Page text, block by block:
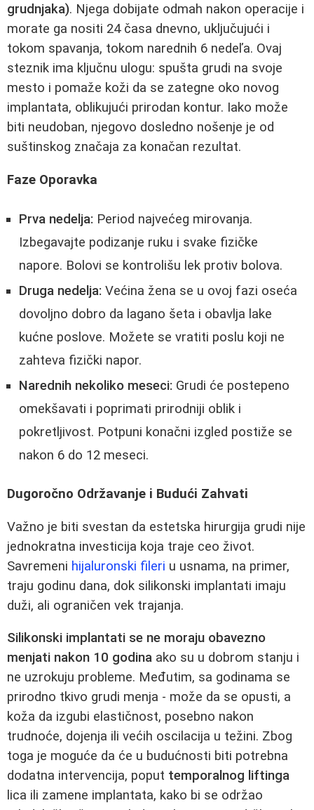
grudnjaka). Njega dobijate odmah nakon operacije i
morate ga nositi 24 časa dnevno, uključujući i
tokom spavanja, tokom narednih 6 nedeľa. Ovaj
steznik ima ključnu ulogu: spušta grudi na svoje
mesto i pomaže koži da se zategne oko novog
implantata, oblikujući prirodan kontur. Iako može
biti neudoban, njegovo dosledno nošenje je od
suštinskog značaja za konačan rezultat.
Faze Oporavka
Prva nedelja: Period najvećeg mirovanja.
Izbegavajte podizanje ruku i svake fizičke
napore. Bolovi se kontrolišu lek protiv bolova.
Druga nedelja: Većina žena se u ovoj fazi oseća
dovoljno dobro da lagano šeta i obavlja lake
kućne poslove. Možete se vratiti poslu koji ne
zahteva fizički napor.
Narednih nekoliko meseci: Grudi će postepeno
omekšavati i poprimati prirodniji oblik i
pokretljivost. Potpuni konačni izgled postiže se
nakon 6 do 12 meseci.
Dugoročno Održavanje i Budući Zahvati
Važno je biti svestan da estetska hirurgija grudi nije
jednokratna investicija koja traje ceo život.
Savremeni hijaluronski fileri u usnama, na primer,
traju godinu dana, dok silikonski implantati imaju
duži, ali ograničen vek trajanja.
Silikonski implantati se ne moraju obavezno
menjati nakon 10 godina ako su u dobrom stanju i
ne uzrokuju probleme. Međutim, sa godinama se
prirodno tkivo grudi menja - može da se opusti, a
koža da izgubi elastičnost, posebno nakon
trudnoće, dojenja ili većih oscilacija u težini. Zbog
toga je moguće da će u budućnosti biti potrebna
dodatna intervencija, poput temporalnog liftinga
lica ili zamene implantata, kako bi se održao